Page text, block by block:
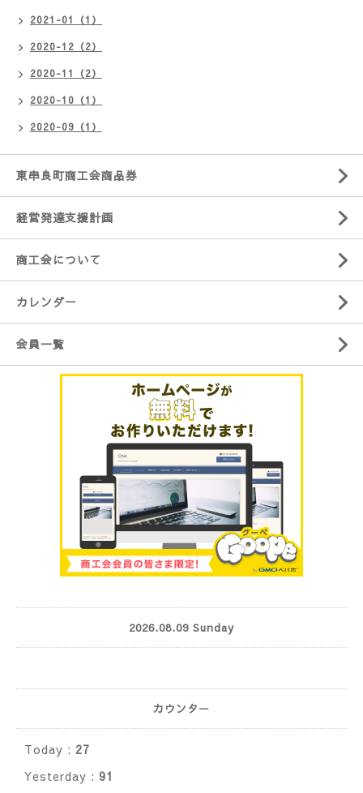
2021-01（1）
2020-12（2）
2020-11（2）
2020-10（1）
2020-09（1）
東串良町商工会商品券
経営発達支援計画
商工会について
カレンダー
会員一覧
2026.08.09 Sunday
カウンター
Today : 27
Yesterday : 91